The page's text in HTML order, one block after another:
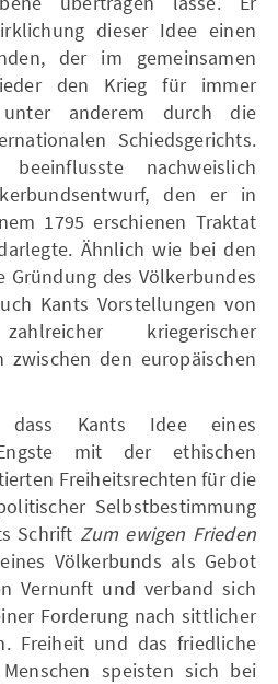
dieser Idee einen
der im gemeinsamen
den Krieg für immer
anderem durch die
Schiedsgerichts.
beeinflusste nachweislich
den er in
1795 erschienen Traktat
Ähnlich wie bei den
Gründung des Völkerbundes
Kants Vorstellungen von
kriegerischer
zwischen den europäischen
dass Kants Idee eines
mit der ethischen
Freiheitsrechten für die
Selbstbestimmung
Schrift Zum ewigen Frieden
Völkerbunds als Gebot
Vernunft und verband sich
Forderung nach sittlicher
Freiheit und das friedliche
speisten sich bei